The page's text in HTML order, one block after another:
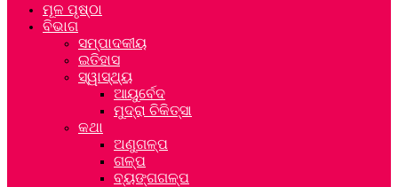
ମୂଳ ପୃଷ୍ଠା
ବିଭାଗ
ସମ୍ପାଦକୀୟ
ଇତିହାସ
ସ୍ୱାସ୍ଥ୍ୟ
ଆୟୁର୍ବେଦ
ମୁଦ୍ରା ଚିକିତ୍ସା
କଥା
ଅଣୁଗଳ୍ପ
ଗଳ୍ପ
ବ୍ୟଙ୍ଗଗଳ୍ପ